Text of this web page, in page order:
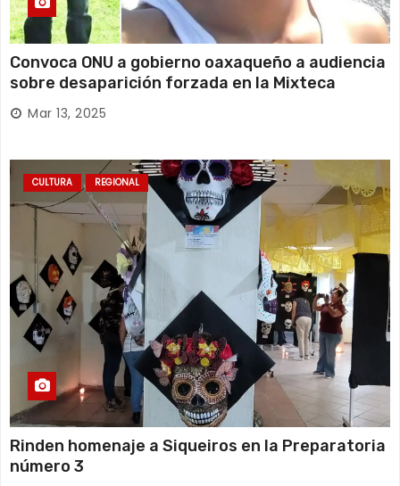
Convoca ONU a gobierno oaxaqueño a audiencia
sobre desaparición forzada en la Mixteca
Mar 13, 2025
CULTURA REGIONAL
Rinden homenaje a Siqueiros en la Preparatoria
número 3